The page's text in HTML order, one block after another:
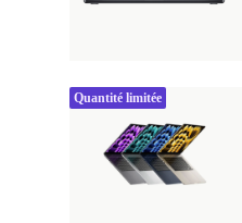
Quantité limitée